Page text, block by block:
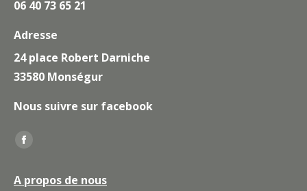
06 40 73 65 21
Adresse
24 place Robert Darniche
33580 Monségur
Nous suivre sur facebook
Trouvez nous sur :
La
Facebook
A propos de nous